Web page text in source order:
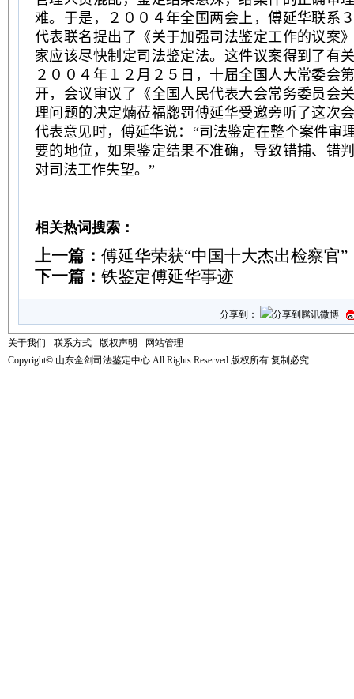
难。于是，２００４年全国两会上，傅延华联系
代表联名提出了《关于加强司法鉴定工作的议案
家应该尽快制定司法鉴定法。这件议案得到了有
２００４年１２月２５日，十届全国人大常委会
开，会议审议了《全国人民代表大会常务委员会
理问题的决定煵莅福牎罚傅延华受邀旁听了这次
代表意见时，傅延华说：“司法鉴定在整个案件审
要的地位，如果鉴定结果不准确，导致错捕、错
对司法工作失望。”
相关热词搜索：
上一篇： 傅延华荣获“中国十大杰出检察官”
下一篇： 铁鉴定傅延华事迹
分享到：
关于我们 - 联系方式 - 版权声明 - 网站管理
Copyright© 山东金剑司法鉴定中心 All Rights Reserved 版权所有 复制必究